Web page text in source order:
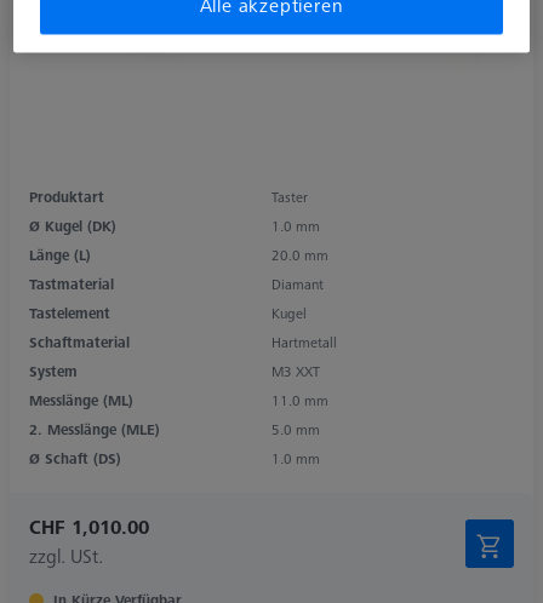
Produktart
Taster
Ø Kugel (DK)
1.0 mm
Länge (L)
20.0 mm
Tastmaterial
Diamant
Tastelement
Kugel
Schaftmaterial
Hartmetall
System
M3 XXT
Messlänge (ML)
11.0 mm
2. Messlänge (MLE)
5.0 mm
Ø Schaft (DS)
1.0 mm
CHF 1,010.00
zzgl. USt.
Alle akzeptieren